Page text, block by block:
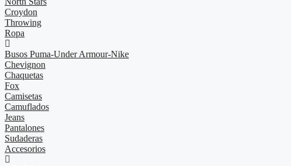
Croydon
Throwing
Ropa
Busos Puma-Under Armour-Nike
Chevignon
Chaquetas
Fox
Camisetas
Camuflados
Jeans
Pantalones
Sudaderas
Accesorios